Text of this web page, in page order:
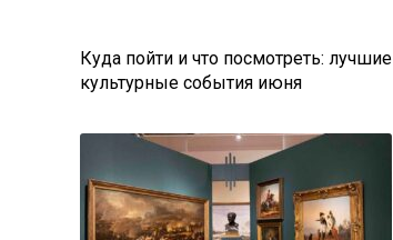
Куда пойти и что посмотреть: лучшие
культурные события июня